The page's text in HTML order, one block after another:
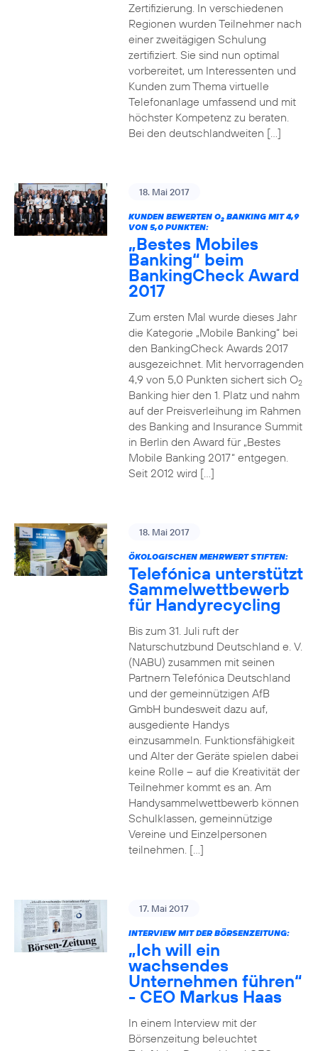
Zertifizierung. In verschiedenen
Regionen wurden Teilnehmer nach
einer zweitägigen Schulung
zertifiziert. Sie sind nun optimal
vorbereitet, um Interessenten und
Kunden zum Thema virtuelle
Telefonanlage umfassend und mit
höchster Kompetenz zu beraten.
Bei den deutschlandweiten […]
18. Mai 2017
KUNDEN BEWERTEN O2BANKING MIT 4,9
VON 5,0 PUNKTEN:
„Bestes Mobiles
Banking“ beim
BankingCheck Award
2017
Zum ersten Mal wurde dieses Jahr
die Kategorie „Mobile Banking“ bei
den BankingCheck Awards 2017
ausgezeichnet. Mit hervorragenden
4,9 von 5,0 Punkten sichert sich O2
Banking hier den 1. Platz und nahm
auf der Preisverleihung im Rahmen
des Banking and Insurance Summit
in Berlin den Award für „Bestes
Mobile Banking 2017“ entgegen.
Seit 2012 wird […]
18. Mai 2017
ÖKOLOGISCHEN MEHRWERT STIFTEN:
Telefónica unterstützt
Sammelwettbewerb
für Handyrecycling
Bis zum 31. Juli ruft der
Naturschutzbund Deutschland e. V.
(NABU) zusammen mit seinen
Partnern Telefónica Deutschland
und der gemeinnützigen AfB
GmbH bundesweit dazu auf,
ausgediente Handys
einzusammeln. Funktionsfähigkeit
und Alter der Geräte spielen dabei
keine Rolle – auf die Kreativität der
Teilnehmer kommt es an. Am
Handysammelwettbewerb können
Schulklassen, gemeinnützige
Vereine und Einzelpersonen
teilnehmen. […]
17. Mai 2017
INTERVIEW MIT DER BÖRSENZEITUNG:
„Ich will ein
wachsendes
Unternehmen führen“
- CEO Markus Haas
In einem Interview mit der
Börsenzeitung beleuchtet